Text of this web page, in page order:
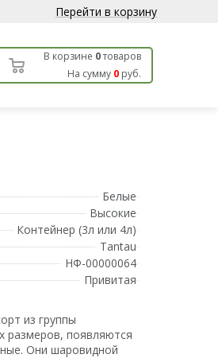
Перейти в корзину
В корзине 0товаров
На сумму 0 руб.
Белые
Высокие
Контейнер (3л или 4л)
Tantau
НФ-00000064
Привитая
из группы
размеров, появляются
Они шаровидной